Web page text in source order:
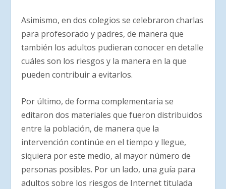
Asimismo, en dos colegios se celebraron charlas
para profesorado y padres, de manera que
también los adultos pudieran conocer en detalle
cuáles son los riesgos y la manera en la que
pueden contribuir a evitarlos.
Por último, de forma complementaria se
editaron dos materiales que fueron distribuidos
entre la población, de manera que la
intervención continúe en el tiempo y llegue,
siquiera por este medio, al mayor número de
personas posibles. Por un lado, una guía para
adultos sobre los riesgos de Internet titulada